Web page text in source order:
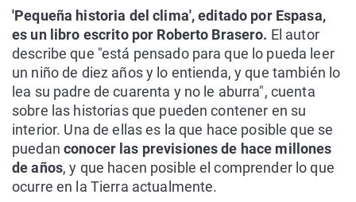
'Pequeña historia del clima', editado por Espasa,
es un libro escrito por Roberto Brasero. El autor
describe que "está pensado para que lo pueda leer
un niño de diez años y lo entienda, y que también lo
lea su padre de cuarenta y no le aburra", cuenta
sobre las historias que pueden contener en su
interior. Una de ellas es la que hace posible que se
puedan conocer las previsiones de hace millones
de años, y que hacen posible el comprender lo que
ocurre en la Tierra actualmente.